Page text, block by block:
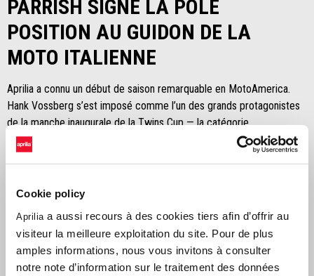
Cookie policy
Aprilia a aussi recours à des cookies tiers afin d’offrir au
visiteur la meilleure exploitation du site. Pour de plus
amples informations, nous vous invitons à consulter
notre note d’information sur le traitement des données
PARRISH SIGNE LA POLE
POSITION AU GUIDON DE LA
MOTO ITALIENNE
Aprilia a connu un début de saison remarquable en MotoAmerica.
Hank Vossberg s’est imposé comme l’un des grands protagonistes
de la manche inaugurale de la Twins Cup — la catégorie
intermédiaire du championnat américain — en remportant la Course
1 et en décrochant un podium crucial lors de la Course 2 sur le
Dès la séance d’essais d’ouverture du vendredi, le talent de 15 ans
de l’équipe Robem Engineering a immédiatement démontré une
excellente affinité avec l’Aprilia RS 660. Ce potentiel s’est